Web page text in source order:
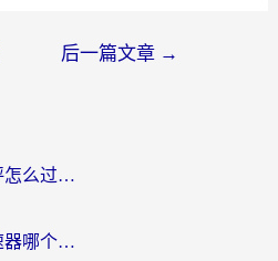
后一篇文章 →
无畏契约海外加速器测评怎么过？海外玩家亲测实用指南（附小众技巧）
在国外决战！平安京加速器哪个好用一点？老玩家亲测番茄加速器全解析